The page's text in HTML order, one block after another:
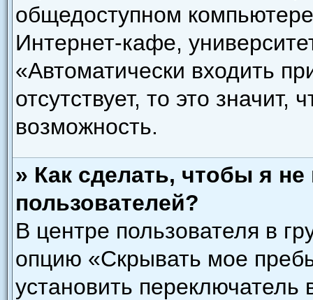
общедоступном
Интернет-кафе,
«Автоматически входить
отсутствует, то это
возможность.
» Как сделать, чтобы я
пользователей?
В центре пользователя в
опцию «Скрывать мое
установить